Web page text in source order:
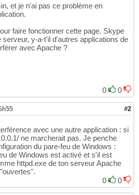
et je n'ai pas ce problème en
faire fonctionner cette page. Skype
y-a-t'il d'autres applications de
avec Apache ?
0
0
#2
avec une autre application : si
ne marcherait pas. Je penche
du pare-feu de Windows :
de Windows est activé et s'il est
httpd.exe de ton serveur Apache
0
0